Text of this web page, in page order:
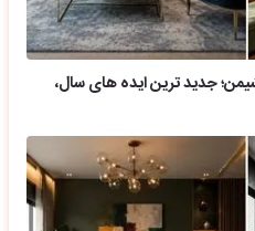
جدید ترین ایده های سال،